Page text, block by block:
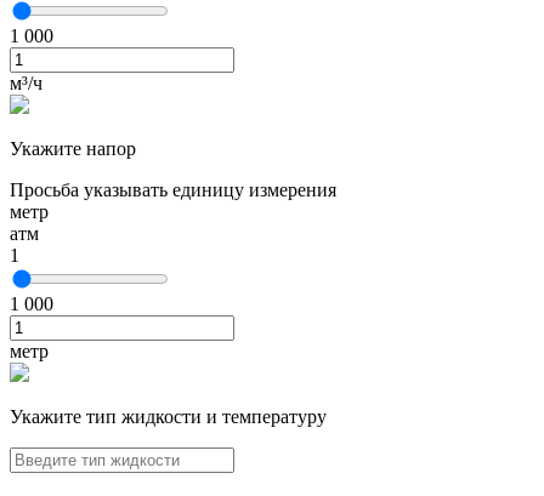
1 000
м³/ч
Укажите напор
Просьба указывать единицу измерения
метр
атм
1
1 000
метр
Укажите тип жидкости и температуру